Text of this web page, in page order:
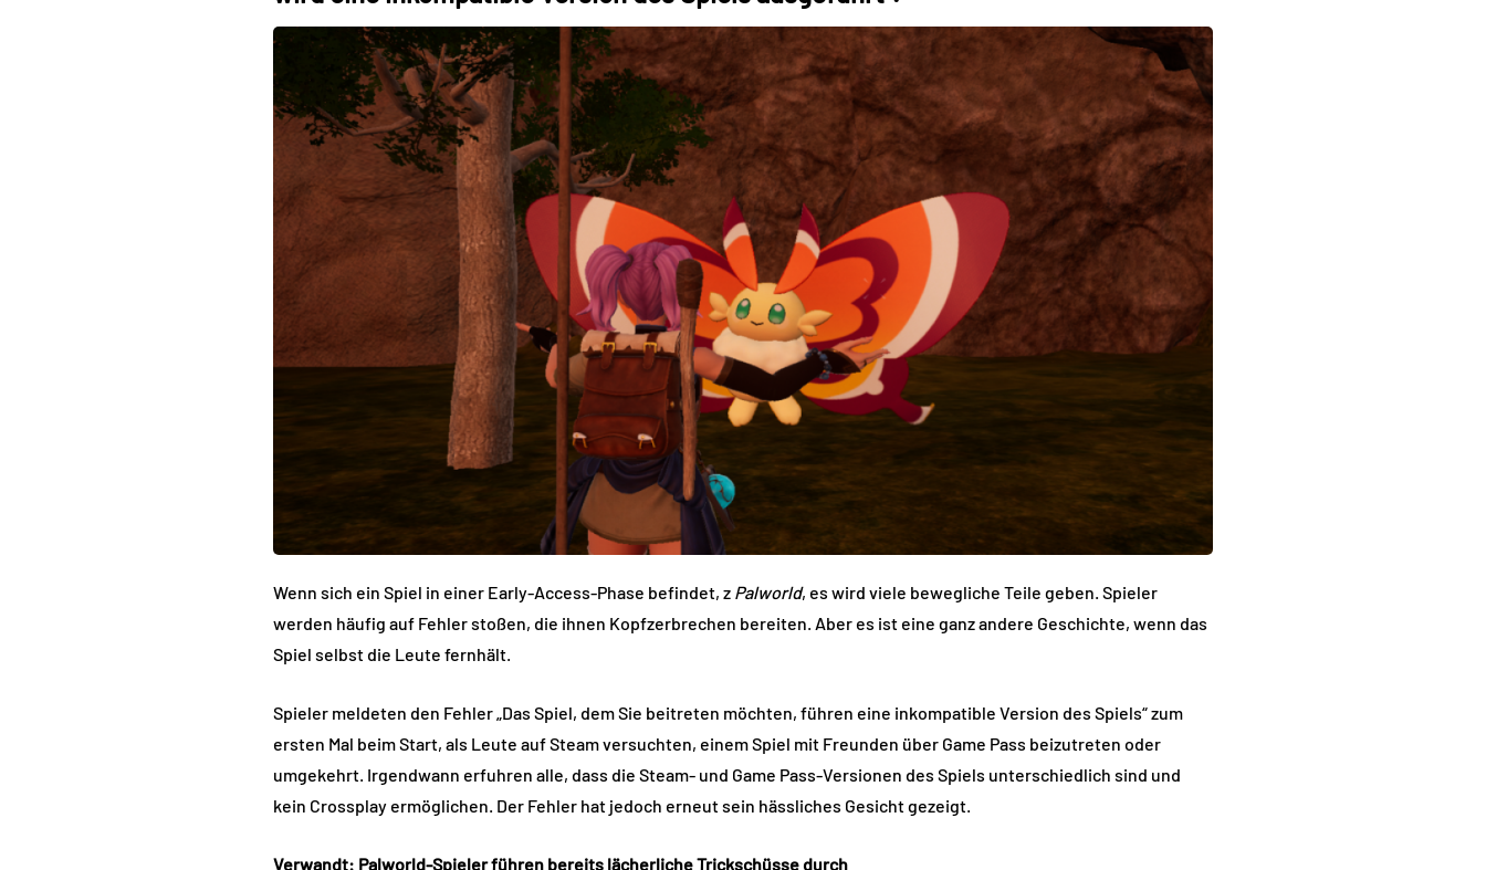
Wenn sich ein Spiel in einer Early-Access-Phase befindet, z Palworld, es wird viele bewegliche Teile geben. Spieler
werden häufig auf Fehler stoßen, die ihnen Kopfzerbrechen bereiten. Aber es ist eine ganz andere Geschichte, wenn das
Spiel selbst die Leute fernhält.
Spieler meldeten den Fehler „Das Spiel, dem Sie beitreten möchten, führen eine inkompatible Version des Spiels“ zum
ersten Mal beim Start, als Leute auf Steam versuchten, einem Spiel mit Freunden über Game Pass beizutreten oder
umgekehrt. Irgendwann erfuhren alle, dass die Steam- und Game Pass-Versionen des Spiels unterschiedlich sind und
kein Crossplay ermöglichen. Der Fehler hat jedoch erneut sein hässliches Gesicht gezeigt.
Verwandt: Palworld-Spieler führen bereits lächerliche Trickschüsse durch